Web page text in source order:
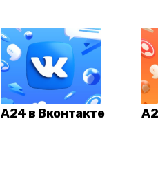
А24 в Вконтакте